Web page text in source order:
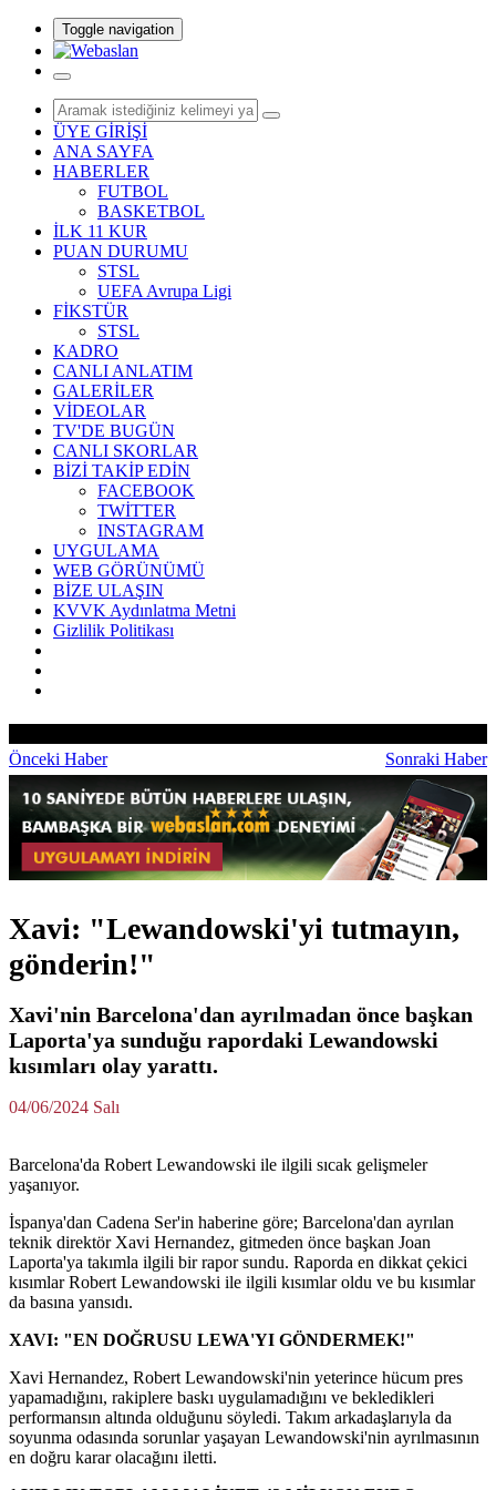
Toggle navigation
ÜYE GİRİŞİ
ANA SAYFA
HABERLER
FUTBOL
BASKETBOL
İLK 11 KUR
PUAN DURUMU
STSL
UEFA Avrupa Ligi
FİKSTÜR
STSL
KADRO
CANLI ANLATIM
GALERİLER
VİDEOLAR
TV'DE BUGÜN
CANLI SKORLAR
BİZİ TAKİP EDİN
FACEBOOK
TWİTTER
INSTAGRAM
UYGULAMA
WEB GÖRÜNÜMÜ
BİZE ULAŞIN
KVVK Aydınlatma Metni
Gizlilik Politikası
Önceki Haber Sonraki Haber
Xavi: "Lewandowski'yi tutmayın,
gönderin!"
Xavi'nin Barcelona'dan ayrılmadan önce başkan
Laporta'ya sunduğu rapordaki Lewandowski
kısımları olay yarattı.
04/06/2024 Salı
Barcelona'da Robert Lewandowski ile ilgili sıcak gelişmeler
yaşanıyor.
İspanya'dan Cadena Ser'in haberine göre; Barcelona'dan ayrılan
teknik direktör Xavi Hernandez, gitmeden önce başkan Joan
Laporta'ya takımla ilgili bir rapor sundu. Raporda en dikkat çekici
kısımlar Robert Lewandowski ile ilgili kısımlar oldu ve bu kısımlar
da basına yansıdı.
XAVI: "EN DOĞRUSU LEWA'YI GÖNDERMEK!"
Xavi Hernandez, Robert Lewandowski'nin yeterince hücum pres
yapamadığını, rakiplere baskı uygulamadığını ve bekledikleri
performansın altında olduğunu söyledi. Takım arkadaşlarıyla da
soyunma odasında sorunlar yaşayan Lewandowski'nin ayrılmasının
en doğru karar olacağını iletti.